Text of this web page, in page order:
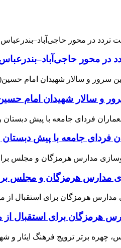
در محور
و سالار شهیدان امام
فردای جامعه با پیش دبستان
هرمزگان و مجلس برای جهش
از مهر؛۴۵۴ کلاس درس جدید به فضای آموزشی استان